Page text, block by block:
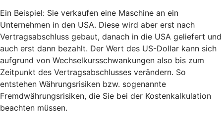
Ein Beispiel: Sie verkaufen eine Maschine an ein
Unternehmen in den USA. Diese wird aber erst nach
Vertragsabschluss gebaut, danach in die USA geliefert und
auch erst dann bezahlt. Der Wert des US-Dollar kann sich
aufgrund von Wechselkursschwankungen also bis zum
Zeitpunkt des Vertragsabschlusses verändern. So
entstehen Währungsrisiken bzw. sogenannte
Fremdwährungsrisiken, die Sie bei der Kostenkalkulation
beachten müssen.